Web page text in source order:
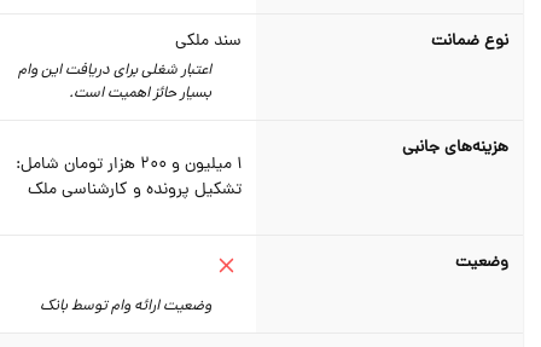
نوع ضمانت سند ملکی
اعتبار شغلی برای دریافت این وام
بسیار حائز اهمیت است.
هزینه‌های جانبی
1 میلیون و 200 هزار تومان شامل:
تشکیل پرونده و کارشناسی ملک
وضعیت
وضعیت ارائه وام توسط بانک